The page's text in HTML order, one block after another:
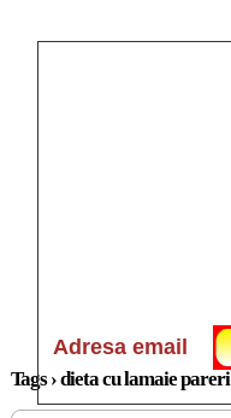
Tags › dieta cu lamaie pareri